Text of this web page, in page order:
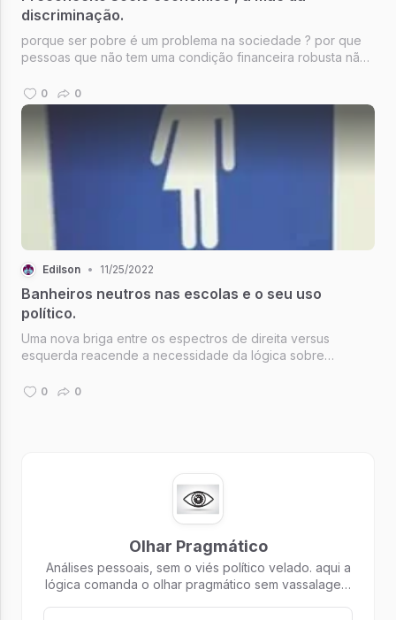
discriminação.
porque ser pobre é um problema na sociedade ? por que
pessoas que não tem uma condição financeira robusta não
isso neste artigo que critica o os motivos desses fatos na
minha opinião.
0 0
Edilson • 11/25/2022
Banheiros neutros nas escolas e o seu uso
político.
Uma nova briga entre os espectros de direita versus
esquerda reacende a necessidade da lógica sobre
em um assunto tão sério.
0 0
Olhar Pragmático
Análises pessoais, sem o viés político velado. aqui a
lógica comanda o olhar pragmático sem vassalagem